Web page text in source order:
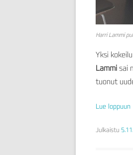
Harri Lammi
Yksi
Lammi sai
tuonut
Lue loppuun
Julkaistu